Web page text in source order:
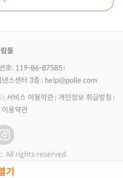
기
들
호: 119-86-87585
스센터 3층
help@polle.com
서비스 이용약관
개인정보 취급방침
용약관
All rights reserved.